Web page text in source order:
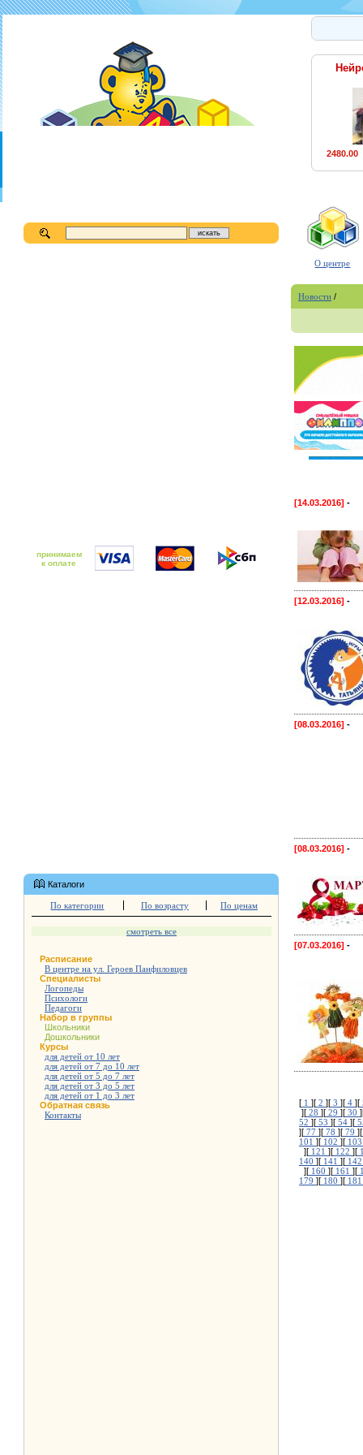
2480.00
принимаем
к оплате
Каталоги
По категории По возрасту По ценам
смотреть все
Расписание
В центре на ул. Героев Панфиловцев
Специалисты
Логопеды
Психологи
Педагоги
Набор в группы
Школьники
Дошкольники
Курсы
для детей от 10 лет
для детей от 7 до 10 лет
для детей от 5 до 7 лет
для детей от 3 до 5 лет
для детей от 1 до 3 лет
Обратная связь
Контакты
О центре
Новости /
[14.03.2016] -
[12.03.2016] -
[08.03.2016] -
[08.03.2016] -
[07.03.2016] -
[ 1 ][ 2 ][ 3 ][ 4 ][
][ 28 ][ 29 ][ 30
52 ][ 53 ][ 54 ][
][ 77 ][ 78 ][ 79 ][
101 ][ 102 ][
][ 121 ][ 122 ][
140 ][ 141 ][
][ 160 ][ 161 ][
179 ][ 180 ][